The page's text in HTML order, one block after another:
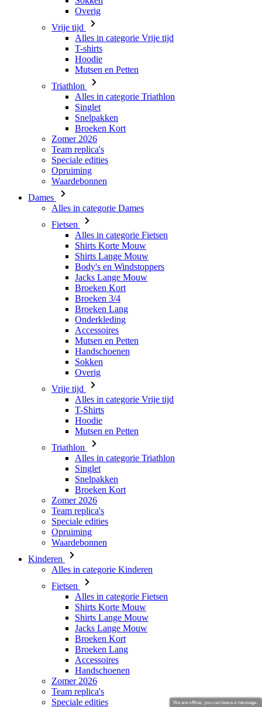
Hoodie
Mutsen en Petten
Triathlon
Alles in categorie Triathlon
Singlet
Snelpakken
Broeken Kort
Zomer 2026
Team replica's
Speciale edities
Opruiming
Waardebonnen
Dames
Alles in categorie Dames
Fietsen
Alles in categorie Fietsen
Shirts Lange Mouw
Body's en Windstoppers
Jacks Lange Mouw
Broeken Kort
Broeken 3/4
Broeken Lang
Onderkleding
Accessoires
Mutsen en Petten
Handschoenen
Sokken
Overig
Vrije tijd
Alles in categorie Vrije tijd
T-Shirts
Hoodie
Mutsen en Petten
Triathlon
Alles in categorie Triathlon
Singlet
Snelpakken
Broeken Kort
Zomer 2026
Team replica's
Speciale edities
Opruiming
Waardebonnen
Kinderen
Alles in categorie Kinderen
Fietsen
Alles in categorie Fietsen
Shirts Lange Mouw
Jacks Lange Mouw
Broeken Kort
Broeken Lang
Accessoires
Handschoenen
Zomer 2026
Team replica's
Speciale edities
Opruiming
Waardebonnen
Custom Teamwear
Stories
We are offline, you can leave a message.